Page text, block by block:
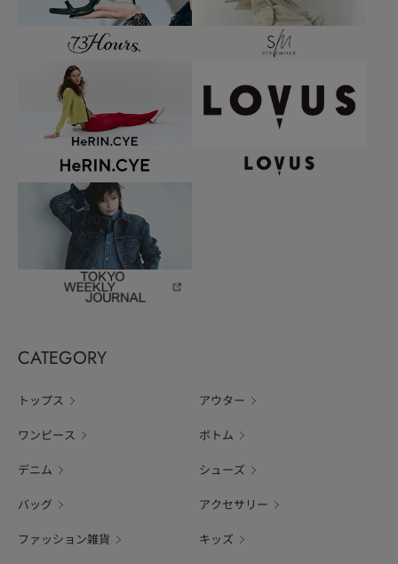
CATEGORY
トップス アウター
ワンピース ボトム
デニム シューズ
バッグ アクセサリー
ファッション雑貨 キッズ